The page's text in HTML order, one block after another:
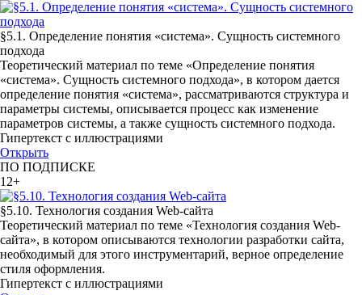
§5.1. Определение понятия «система». Сущность системного
подхода
Теоретический материал по теме «Определение понятия
«система». Сущность системного подхода», в котором дается
определение понятия «система», рассматриваются структура и
параметры системы, описывается процесс как изменение
параметров системы, а также сущность системного подхода.
Гипертекст с иллюстрациями
Открыть
ПО ПОДПИСКЕ
12+
§5.10. Технология создания Web-сайта
Теоретический материал по теме «Технология создания Web-
сайта», в котором описываются технологии разработки сайта,
необходимый для этого инструментарий, верное определение
стиля оформления.
Гипертекст с иллюстрациями